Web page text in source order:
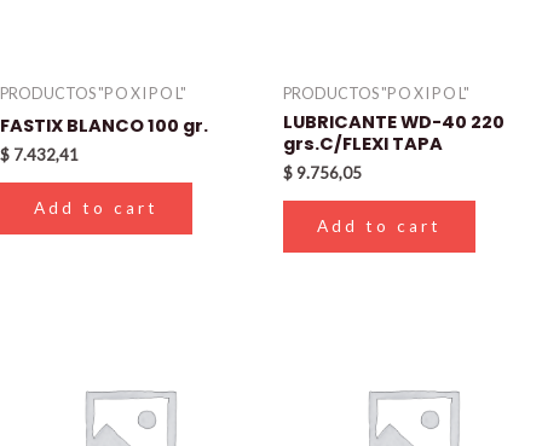
PRODUCTOS "P O X I P O L"
FASTIX BLANCO 100 gr.
$ 7.432,41
Add to cart
PRODUCTOS "P O X I P O L"
LUBRICANTE WD-40 220
grs.C/FLEXI TAPA
$ 9.756,05
Add to cart